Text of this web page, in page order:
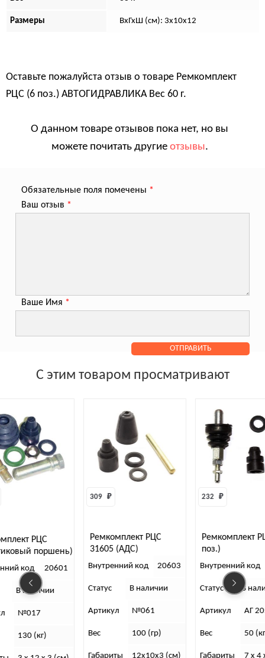
Размеры ВхГхШ (см): 3х10х12
Оставьте пожалуйста отзыв о товаре Ремкомплект
РЦС (6 поз.) АВТОГИДРАВЛИКА Вес 60 г.
О данном товаре отзывов пока нет, но вы
можете почитать другие отзывы.
Обязательные поля помечены *
Ваш отзыв *
Ваше Имя *
С этим товаром просматривают
20601
Ремкомплект РЦС
31605 (АДС)
Внутренний код 20603
Статус В наличии
№061
100 (гр)
Габариты 12х10х3 (см)
Ремкомплект РЦС (6
АВТОГИДРАВЛИКА
Внутренний код 20599
Статус В наличии
АГ 20599
50 (кг)
Габариты 7 x 4 x 4 (см)